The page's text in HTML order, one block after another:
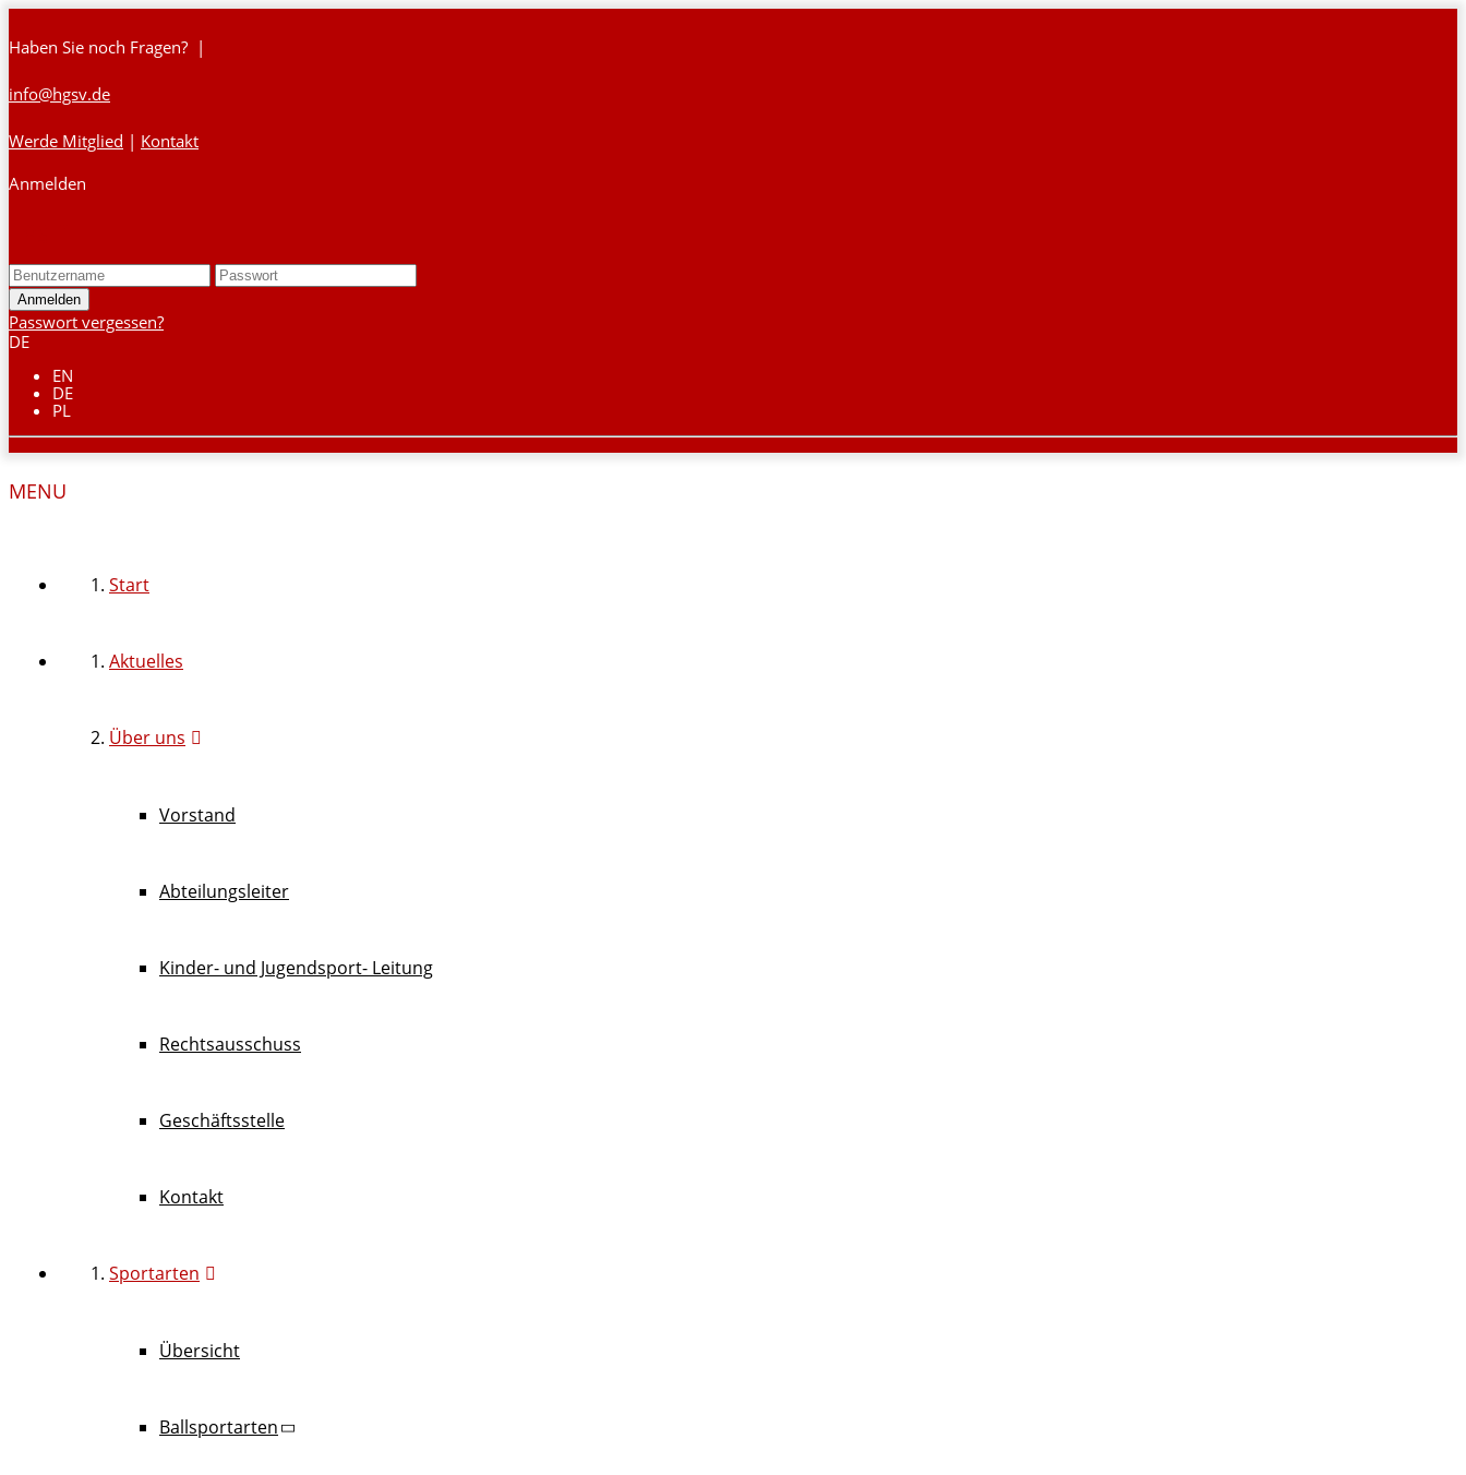
Haben Sie noch Fragen? |
info@hgsv.de
Werde Mitglied | Kontakt
Anmelden
Passwort vergessen?
DE
EN
DE
PL
MENU
Start
Aktuelles
Über uns
Vorstand
Abteilungsleiter
Kinder- und Jugendsport- Leitung
Rechtsausschuss
Geschäftsstelle
Kontakt
Sportarten
Übersicht
Ballsportarten